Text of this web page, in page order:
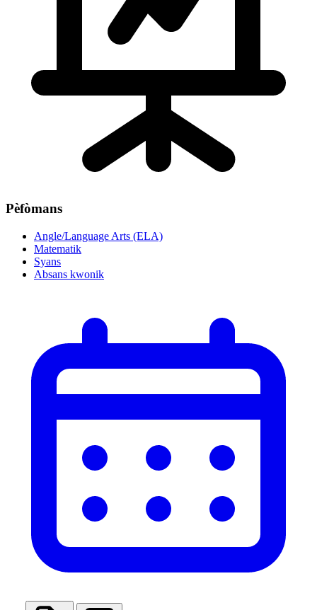
Pèfòmans
Angle/Language Arts (ELA)
Matematik
Syans
Absans kwonik